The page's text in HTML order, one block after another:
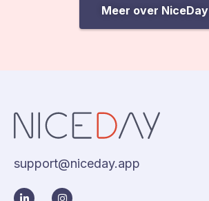
Meer over NiceDay
support@niceday.app